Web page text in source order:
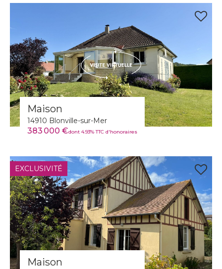
Maison
14910 Blonville-sur-Mer
383 000 €dont 4.93% TTC d'honoraires
EXCLUSIVITÉ
Maison